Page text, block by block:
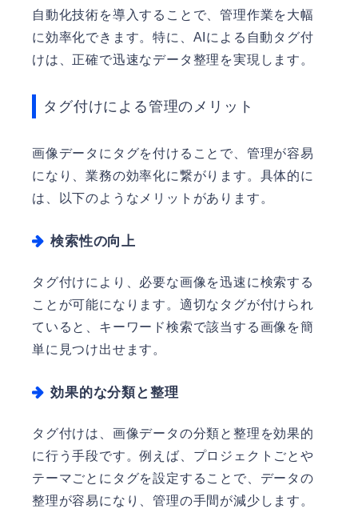
自動化技術を導入することで、管理作業を大幅
に効率化できます。特に、AIによる自動タグ付
けは、正確で迅速なデータ整理を実現します。
タグ付けによる管理のメリット
画像データにタグを付けることで、管理が容易
になり、業務の効率化に繋がります。具体的に
は、以下のようなメリットがあります。
検索性の向上
タグ付けにより、必要な画像を迅速に検索する
ことが可能になります。適切なタグが付けられ
ていると、キーワード検索で該当する画像を簡
単に見つけ出せます。
効果的な分類と整理
タグ付けは、画像データの分類と整理を効果的
に行う手段です。例えば、プロジェクトごとや
テーマごとにタグを設定することで、データの
整理が容易になり、管理の手間が減少します。